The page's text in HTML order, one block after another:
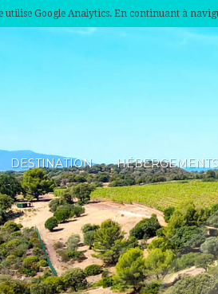
utilise Google Analytics. En continuant à
DESTINATION HÉBERGEMENTS